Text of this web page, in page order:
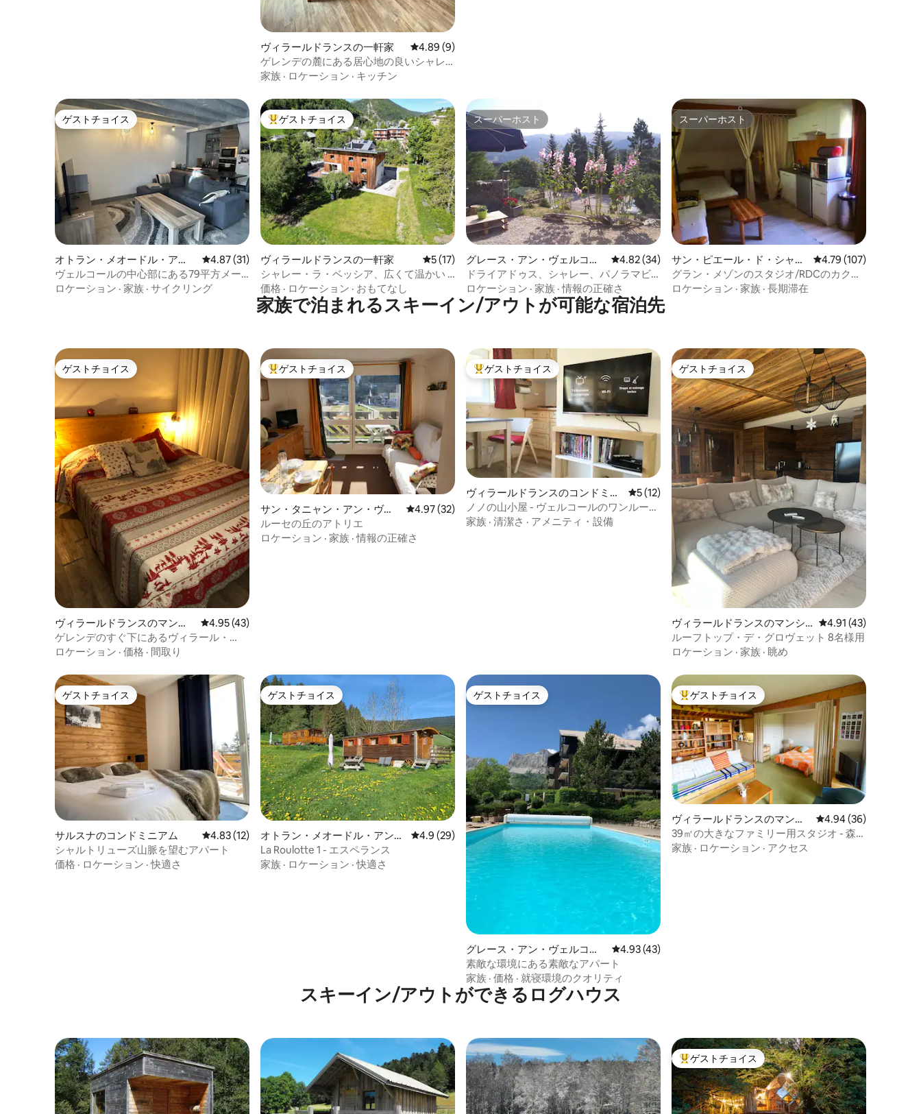
ヴィラールドランスの一軒家 レビュー9件、5つ星中4.89つ星の平均評価
4.89 (9)
ゲレンデの麓にある居心地の良いシャレ
ー
家族 · ロケーション · キッチン
ゲストチョイス
ゲストチョイス
オトラン・メオードル・ア
ン・ヴェルコールの一軒家
レビュー31件、5つ星中4.87つ星の平均評価
4.87 (31)
ヴェルコールの中心部にある79平方メー
トルの家 - 6名様用
ロケーション · 家族 · サイクリング
大好評のゲストチョイスです。
ゲストチョイス
ヴィラールドランスの一軒家 レビュー17件、5つ星中5つ星の平均評価
5 (17)
シャレー・ラ・ベッシア、広くて温かい -
15名様
価格 · ロケーション · おもてなし
スーパーホスト
スーパーホスト
グレース・アン・ヴェルコー
ルの一軒家
レビュー34件、5つ星中4.82つ星の平均評価
4.82 (34)
ドライアドゥス、シャレー、パノラマビ
ュー。
ロケーション · 家族 ·情報の正確さ
スーパーホスト
スーパーホスト
サン・ピエール・ド・シャル
トルーズの一軒家
レビュー107件、5つ
4.79 (107)
グラン・メゾンのスタジオ/RDCのカクテ
ルアカデミー
ロケーション · 家族 · 長期滞在
家族で泊まれるスキーイン/アウトが可能な宿泊先
ゲストチョイス
ゲストチョイス
ヴィラールドランスのマンシ
ョン・アパート
レビュー43件、5つ星中4.95つ星の平均評価
4.95 (43)
ゲレンデのすぐ下にあるヴィラール・
ド・ランスのアパートメント
ロケーション · 価格 · 間取り
大好評のゲストチョイスです。
ゲストチョイス
サン・タニャン・アン・ヴェ
ルコールのマンション・アパ
ート
レビュー32件、5つ星中4.97つ星の平均評価
4.97 (32)
ルーセの丘のアトリエ
ロケーション · 家族 ·情報の正確さ
大好評のゲストチョイスです。
ゲストチョイス
ヴィラールドランスのコンドミニ
アム
レビュー12件、5つ星中5つ星の平均評価
5 (12)
ノノの山小屋 - ヴェルコールのワンルーム
マンション（2 ～3人）
家族 · 清潔さ · アメニティ・設備
ゲストチョイス
ゲストチョイス
ヴィラールドランスのマンシ
ョン・アパート
レビュー43件、5つ
4.91 (43)
ルーフトップ・デ・グロヴェット 8名様用
ロケーション · 家族 · 眺め
ゲストチョイス
ゲストチョイス
サルスナのコンドミニアム レビュー12件、5つ星中4.83つ星の平均評価
4.83 (12)
シャルトリューズ山脈を望むアパート
価格 · ロケーション ·快適さ
ゲストチョイス
ゲストチョイス
オトラン・メオードル・アン・
ヴェルコールのタイニーハウス
レビュー29件、5つ星中4.9つ星の平均評価
4.9 (29)
La Roulotte 1 - エスペランス
家族 · ロケーション ·快適さ
ゲストチョイス
ゲストチョイス
グレース・アン・ヴェルコー
ルのマンション・アパート
レビュー43件、5つ星中4.93つ星の平均評価
4.93 (43)
素敵な環境にある素敵なアパート
家族 · 価格 · 就寝環境のクオリティ
大好評のゲストチョイスです。
ゲストチョイス
ヴィラールドランスのマンシ
ョン・アパート
レビュー36件、5つ星
4.94 (36)
39㎡の大きなファミリー用スタジオ - 森の
景色が見えるバルコニー
家族 · ロケーション · アクセス
スキーイン/アウトができるログハウス
大好評のゲストチョイスです。
ゲストチョイス